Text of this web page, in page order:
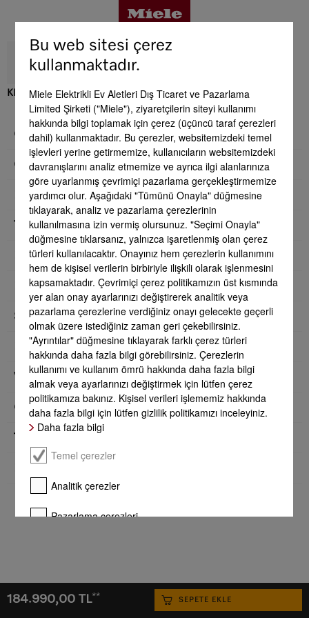
Avantajlar
Ürün detayları
Aksesuar
Servis & Destek
Yan yana kombinasyon
Ürün detayları - KFN 7734 E
Montaj çizimi
Yeni bir mutfak planlıyor ve Miele cihazlarınızı mutfağınıza yerleştirmek
istiyorsanız tüm gerekli teknik çizimlere “Karşıdan Yüklemeler” bölümünden
Karşıdan Yüklemeler
184.990,00 TL** SEPETE EKLE
KFN 7734 E
General information
Cihaz kategorisi
Model
Tasarım
Kullanım rahatlığı
Kumanda sistemi
Soğutma cihazı/soğutucu bölme
Derin dondurucu/dondurucu bölme
Verimlilik
Güvenlik
Teknik veriler
Bu web sitesi çerez
kullanmaktadır.
Miele Elektrikli Ev Aletleri Dış Ticaret ve Pazarlama
Limited Şirketi ("Miele"), ziyaretçilerin siteyi kullanımı
hakkında bilgi toplamak için çerez (üçüncü taraf çerezleri
dahil) kullanmaktadır. Bu çerezler, websitemizdeki temel
işlevleri yerine getirmemize, kullanıcıların websitemizdeki
davranışlarını analiz etmemize ve ayrıca ilgi alanlarınıza
göre uyarlanmış çevrimiçi pazarlama gerçekleştirmemize
yardımcı olur. Aşağıdaki "Tümünü Onayla" düğmesine
tıklayarak, analiz ve pazarlama çerezlerinin
kullanılmasına izin vermiş olursunuz. "Seçimi Onayla"
düğmesine tıklarsanız, yalnızca işaretlenmiş olan çerez
türleri kullanılacaktır. Onayınız hem çerezlerin kullanımını
hem de kişisel verilerin birbiriyle ilişkili olarak işlenmesini
kapsamaktadır. Çevrimiçi çerez politikamızın üst kısmında
yer alan onay ayarlarınızı değiştirerek analitik veya
pazarlama çerezlerine verdiğiniz onayı gelecekte geçerli
olmak üzere istediğiniz zaman geri çekebilirsiniz.
"Ayrıntılar" düğmesine tıklayarak farklı çerez türleri
hakkında daha fazla bilgi görebilirsiniz. Çerezlerin
kullanımı ve kullanım ömrü hakkında daha fazla bilgi
almak veya ayarlarınızı değiştirmek için lütfen çerez
politikamıza bakınız. Kişisel verileri işlememiz hakkında
daha fazla bilgi için lütfen gizlilik politikamızı inceleyiniz.
Daha fazla bilgi
Temel çerezler
Analitik çerezler
Pazarlama çerezleri
Tamamını onayla